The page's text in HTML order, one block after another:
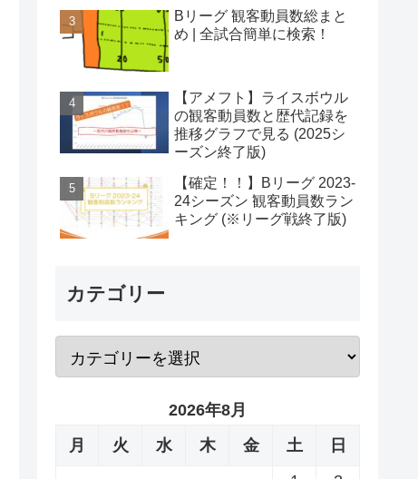
Bリーグ 観客動員数総まと
め | 全試合簡単に検索！
【アメフト】ライスボウル
の観客動員数と歴代記録を
推移グラフで見る (2025シ
ーズン終了版)
【確定！！】Bリーグ 2023-
24シーズン 観客動員数ラン
キング (※リーグ戦終了版)
カテゴリー
2026年8月
月
火 水 木 金 土
日